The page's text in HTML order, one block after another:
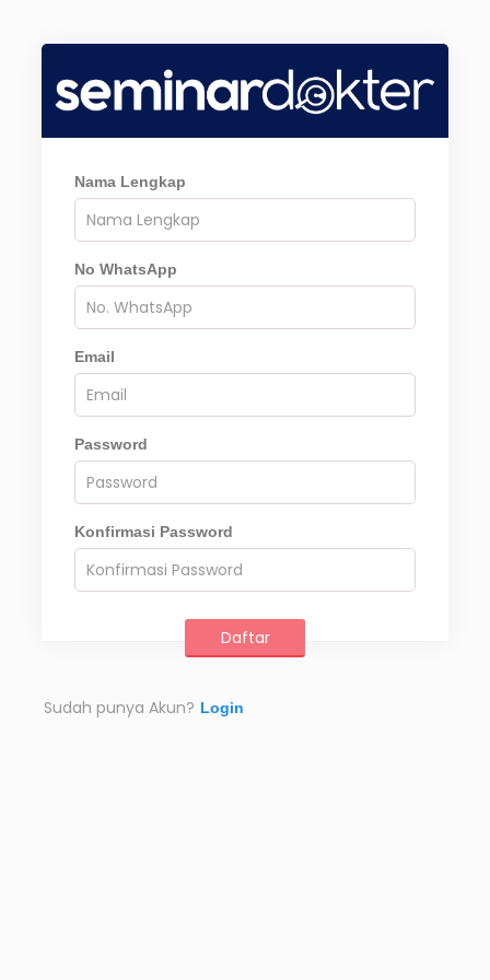
Nama Lengkap
No WhatsApp
Email
Password
Konfirmasi Password
Sudah punya Akun? Login